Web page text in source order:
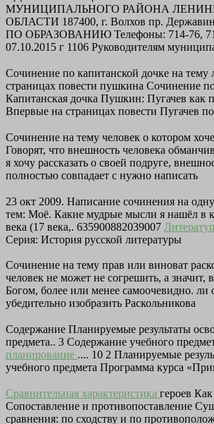
МУНИЦИПАЛЬНОГО РАЙОНА
ОБЛАСТИ 187400, г. Волхов пр.
ПО ОБРАЗОВАНИЮ Телефоны: 714-76,
07.10.2015 г 1106 Руководителям
Сочинение по капитанской дочке на тему
страницах повести пушкина Сочинение
Капитанская дочка Пушкин: Пугачев как
Впервые на страницах повести Пугачев
Сочинение на тему человек о котором
Говорят, что внешность человека
я хочу рассказать о своей подруге,
полностью совпадает с нужно написать
23 окт 2009. Написание сочинения на
тем: Моё. Какие мудрые мысли я нашёл в
века (17 века,. 635900882039007
Серия: История русской литературы
Сочинение на тему прав или виноват
человек не может не согрешить, а значит,
Богом, более или менее самоочевидно. ли
убедительно изобразить Раскольникова
Содержание Планируемые результаты
предмета.. 3 Содержание учебного
планирование .... 10 2 Планируемые
учебного предмета Программа курса
Сравнительная характеристика героев
Сопоставление и противопоставление
сравнения: по сходству и по